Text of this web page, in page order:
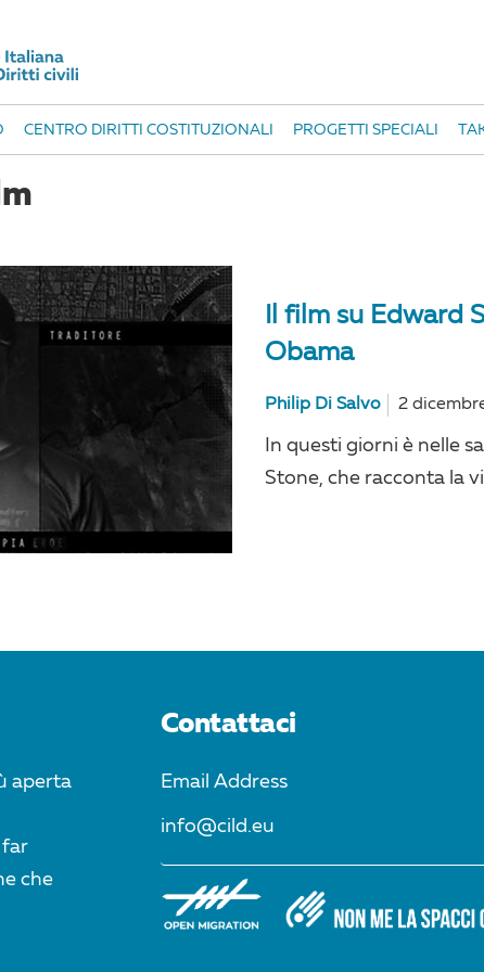
CENTRO DIRITTI COSTITUZIONALI PROGETTI SPECIALI
Il film su Edward
Obama
Philip Di Salvo 2
In questi giorni è nelle
Stone, che racconta la
aperta
far
che
Contattaci
Email Address
info@cild.eu